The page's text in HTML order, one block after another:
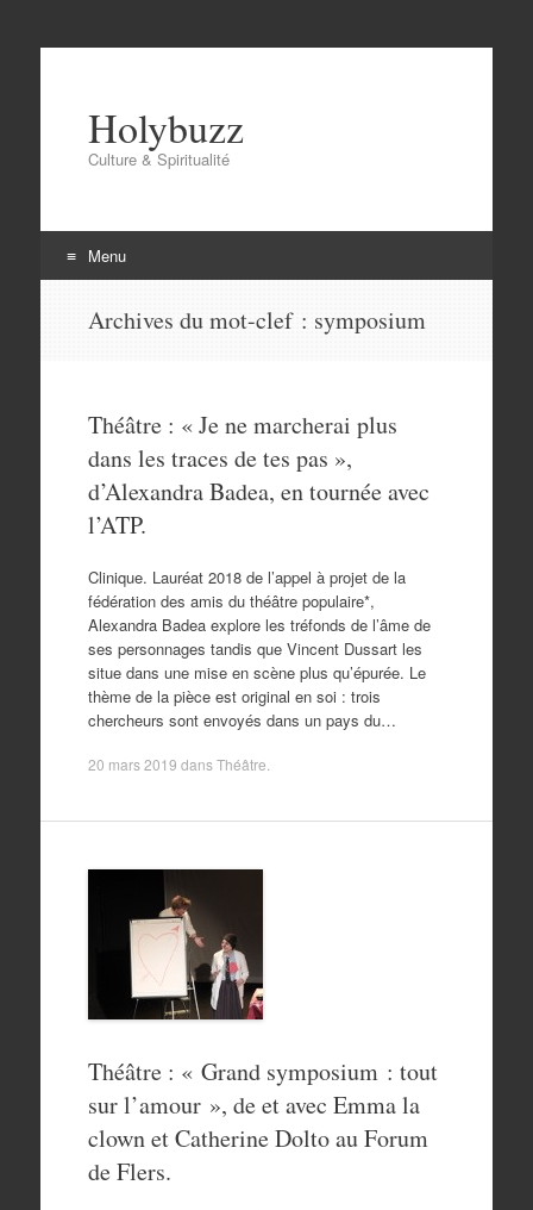
Holybuzz
Culture & Spiritualité
Menu
Archives du mot-clef : symposium
Théâtre : « Je ne marcherai plus
dans les traces de tes pas »,
d’Alexandra Badea, en tournée avec
l’ATP.
Clinique. Lauréat 2018 de l’appel à projet de la
fédération des amis du théâtre populaire*,
Alexandra Badea explore les tréfonds de l’âme de
ses personnages tandis que Vincent Dussart les
situe dans une mise en scène plus qu’épurée. Le
thème de la pièce est original en soi : trois
chercheurs sont envoyés dans un pays du…
20 mars 2019 dansThéâtre
Théâtre : « Grand symposium : tout
sur l’amour », de et avec Emma la
clown et Catherine Dolto au Forum
de Flers.